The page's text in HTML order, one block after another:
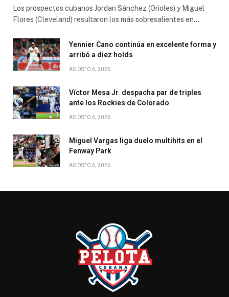
Los prospectos cubanos Jordan Sánchez (Orioles) y Miguel
Flores (Cleveland) resultaron los más sobresalientes en…
Yennier Cano continúa en excelente forma y
arribó a diez holds
AGOSTO 6, 2026
Víctor Mesa Jr. despacha par de triples
ante los Rockies de Colorado
AGOSTO 6, 2026
Miguel Vargas liga duelo multihits en el
Fenway Park
AGOSTO 6, 2026